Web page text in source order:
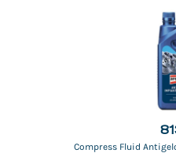
Compress Fluid